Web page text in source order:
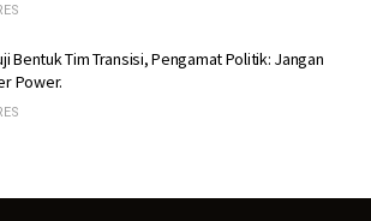
Bentuk Tim Transisi, Pengamat Politik: Jangan
Power.